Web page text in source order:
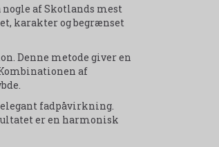
af Skotlands mest
karakter og begrænset
Denne metode giver en
af
fadpåvirkning.
er en harmonisk